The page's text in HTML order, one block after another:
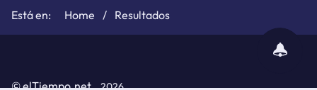
subscribir
notificaciones
Home Resultados
©elTiempo.net 2026